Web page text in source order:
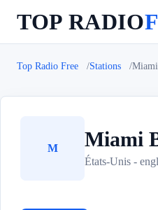
TOP RADIO
Top Radio Free Stations
M Miami
États-Unis -